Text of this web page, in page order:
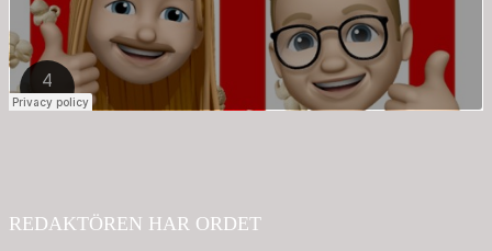
REDAKTÖREN HAR ORDET